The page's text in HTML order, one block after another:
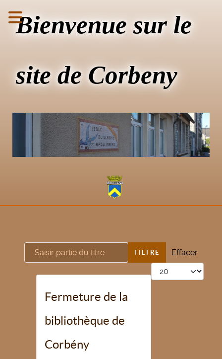
Bienvenue sur le
site de Corbeny
Saisir partie du titre FILTRE
Effacer
Afficher #
Fermeture de la
bibliothèque de
Corbény